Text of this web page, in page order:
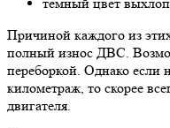
Причиной каждого из
полный износ ДВС.
переборкой. Однако если
километраж, то скорее
двигателя.